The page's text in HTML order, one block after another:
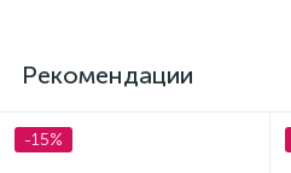
Рекомендации
-15%